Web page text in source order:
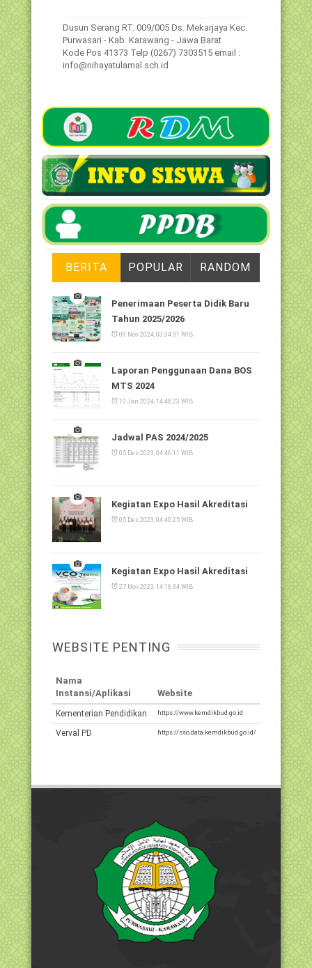
Dusun Serang RT. 009/005 Ds. Mekarjaya Kec.
Purwasari - Kab. Karawang - Jawa Barat
Kode Pos 41373 Telp (0267) 7303515 email :
info@nihayatulamal.sch.id
BERITA POPULAR RANDOM
Penerimaan Peserta Didik Baru
Tahun 2025/2026
09 Nov 2024, 03:34:31 WIB
Laporan Penggunaan Dana BOS
MTS 2024
10 Jan 2024, 14:48:23 WIB
Jadwal PAS 2024/2025
05 Des 2023, 04:46:11 WIB
Kegiatan Expo Hasil Akreditasi
05 Des 2023, 04:40:25 WIB
Kegiatan Expo Hasil Akreditasi
27 Nov 2023, 14:16:34 WIB
WEBSITE PENTING
Nama
Instansi/Aplikasi
Website
Kementerian Pendidikan https://www.kemdikbud.go.id
Verval PD https://sso.data.kemdikbud.go.id/